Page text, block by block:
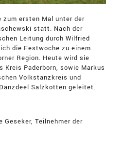
zum ersten Mal unter der
statt. Nach der
Leitung durch Wilfried
die Festwoche zu einem
Region. Heute wird sie
Kreis Paderborn, sowie Markus
Volkstanzkreis und
Salzkotten geleitet.
Geseker, Teilnehmer der